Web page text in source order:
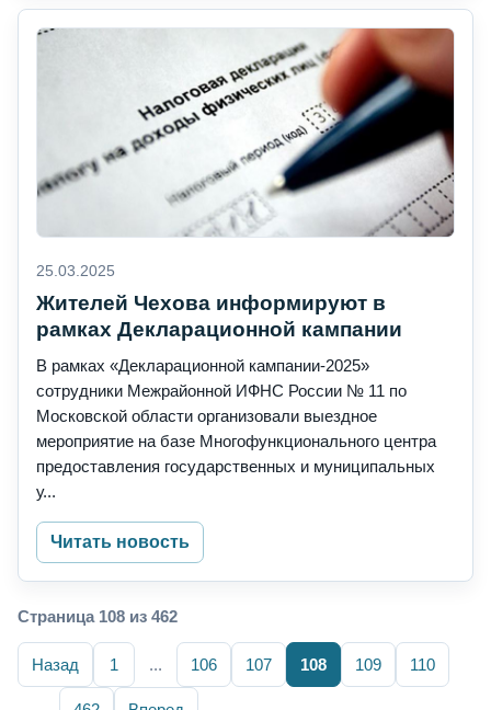
25.03.2025
Жителей Чехова информируют в
рамках Декларационной кампании
В рамках «Декларационной кампании-2025»
сотрудники Межрайонной ИФНС России № 11 по
Московской области организовали выездное
мероприятие на базе Многофункционального центра
предоставления государственных и муниципальных
у...
Читать новость
Страница 108 из 462
Назад 1 ... 106 107 108 109 110